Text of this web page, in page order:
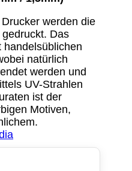
werden die
Das
handelsüblichen
natürlich
werden und
UV-Strahlen
ist der
Motiven,